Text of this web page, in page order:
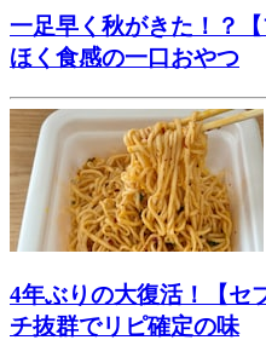
一足早く秋がきた！？
ほく食感の一口おやつ
4年ぶりの大復活！【セ
チ抜群でリピ確定の味